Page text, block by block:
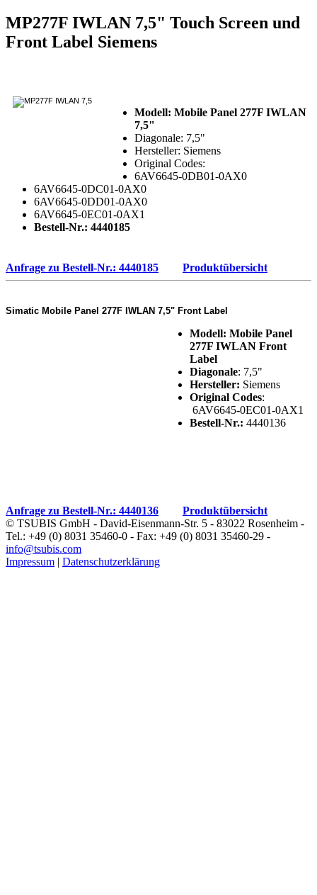
MP277F IWLAN 7,5" Touch Screen und
Front Label Siemens
Modell: Mobile Panel 277F IWLAN
7,5"
Diagonale: 7,5"
Hersteller: Siemens
Original Codes:
6AV6645-0DB01-0AX0
6AV6645-0DC01-0AX0
6AV6645-0DD01-0AX0
6AV6645-0EC01-0AX1
Bestell-Nr.: 4440185
Anfrage zu Bestell-Nr.: 4440185 Produktübersicht
Simatic Mobile Panel 277F IWLAN 7,5" Front Label
Modell: Mobile Panel
277F IWLAN Front
Label
Diagonale: 7,5"
Hersteller: Siemens
Original Codes:
6AV6645-0EC01-0AX1
Bestell-Nr.: 4440136
Anfrage zu Bestell-Nr.: 4440136
Produktübersicht
© TSUBIS GmbH - David-Eisenmann-Str. 5 - 83022 Rosenheim -
Tel.: +49 (0) 8031 35460-0 - Fax: +49 (0) 8031 35460-29 -
info@tsubis.com
Impressum | Datenschutzerklärung